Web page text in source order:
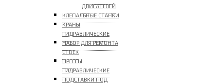
ДВИГАТЕЛЕЙ
КЛЕПАЛЬНЫЕ СТАНКИ
КРАНЫ
ГИДРАВЛИЧЕСКИЕ
НАБОР ДЛЯ РЕМОНТА
СТОЕК
ПРЕССЫ
ГИДРАВЛИЧЕСКИЕ
ПОДСТАВКИ ПОД